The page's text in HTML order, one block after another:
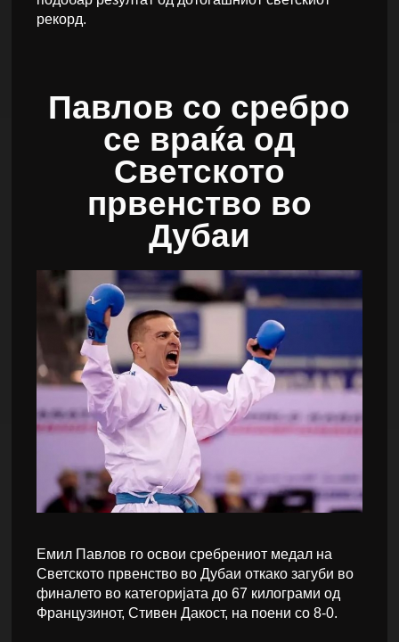
рекорд.
Павлов со сребро
се враќа од
Светското
првенство во
Дубаи
Емил Павлов го освои сребрениот медал на
Светското првенство во Дубаи откако загуби во
финалето во категоријата до 67 килограми од
Французинот, Стивен Дакост, на поени со 8-0.